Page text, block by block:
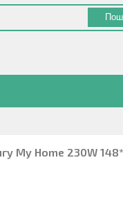
My Home 230W